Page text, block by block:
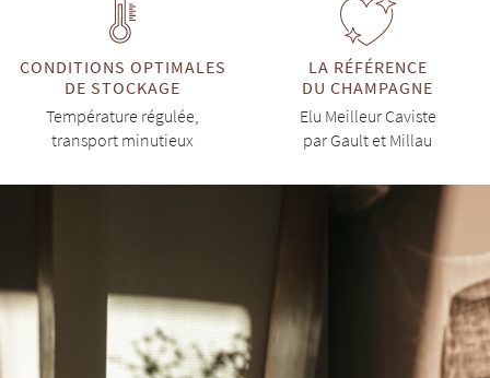
CONDITIONS OPTIMALES
DE STOCKAGE
Température régulée,
transport minutieux
LA RÉFÉRENCE
DU CHAMPAGNE
Elu Meilleur Caviste
par Gault et Millau